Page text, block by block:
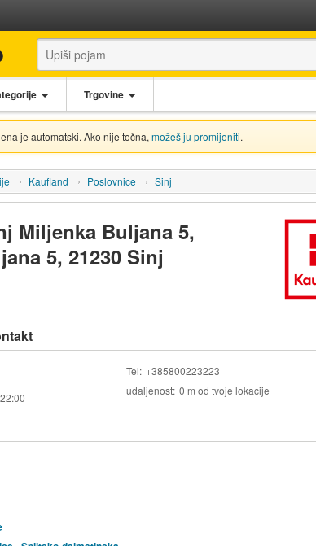
Trgovine
je automatski. Ako nije točna, možeš ju promijeniti.
Kaufland Poslovnice Sinj
Miljenka Buljana 5,
5, 21230 Sinj
Tel +385800223223
udaljenost 0 m od tvoje lokacije